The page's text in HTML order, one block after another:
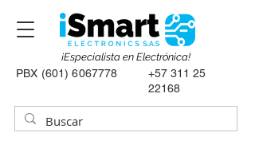
PBX (601) 6067778
+57 311 25
22168
¡Especialista en Electrónica!